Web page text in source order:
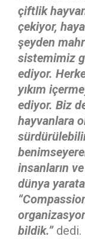
çiftlik
çekiyor,
şeyden
sistemimiz
ediyor.
yıkım
ediyor. Biz
hayvanlara
insanların
dünya
bildik.” dedi.